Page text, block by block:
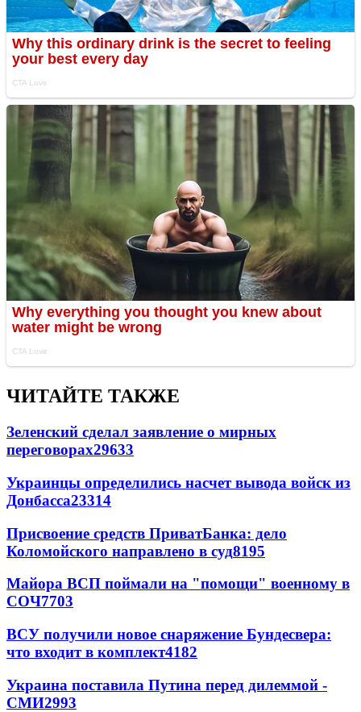
ЧИТАЙТЕ ТАКЖЕ
Зеленский сделал заявление о мирных
переговорах29633
Украинцы определились насчет вывода войск из
Донбасса23314
Присвоение средств ПриватБанка: дело
Коломойского направлено в суд8195
Майора ВСП поймали на "помощи" военному в
СОЧ7703
ВСУ получили новое снаряжение Бундесвера:
что входит в комплект4182
Украина поставила Путина перед дилеммой -
СМИ2993